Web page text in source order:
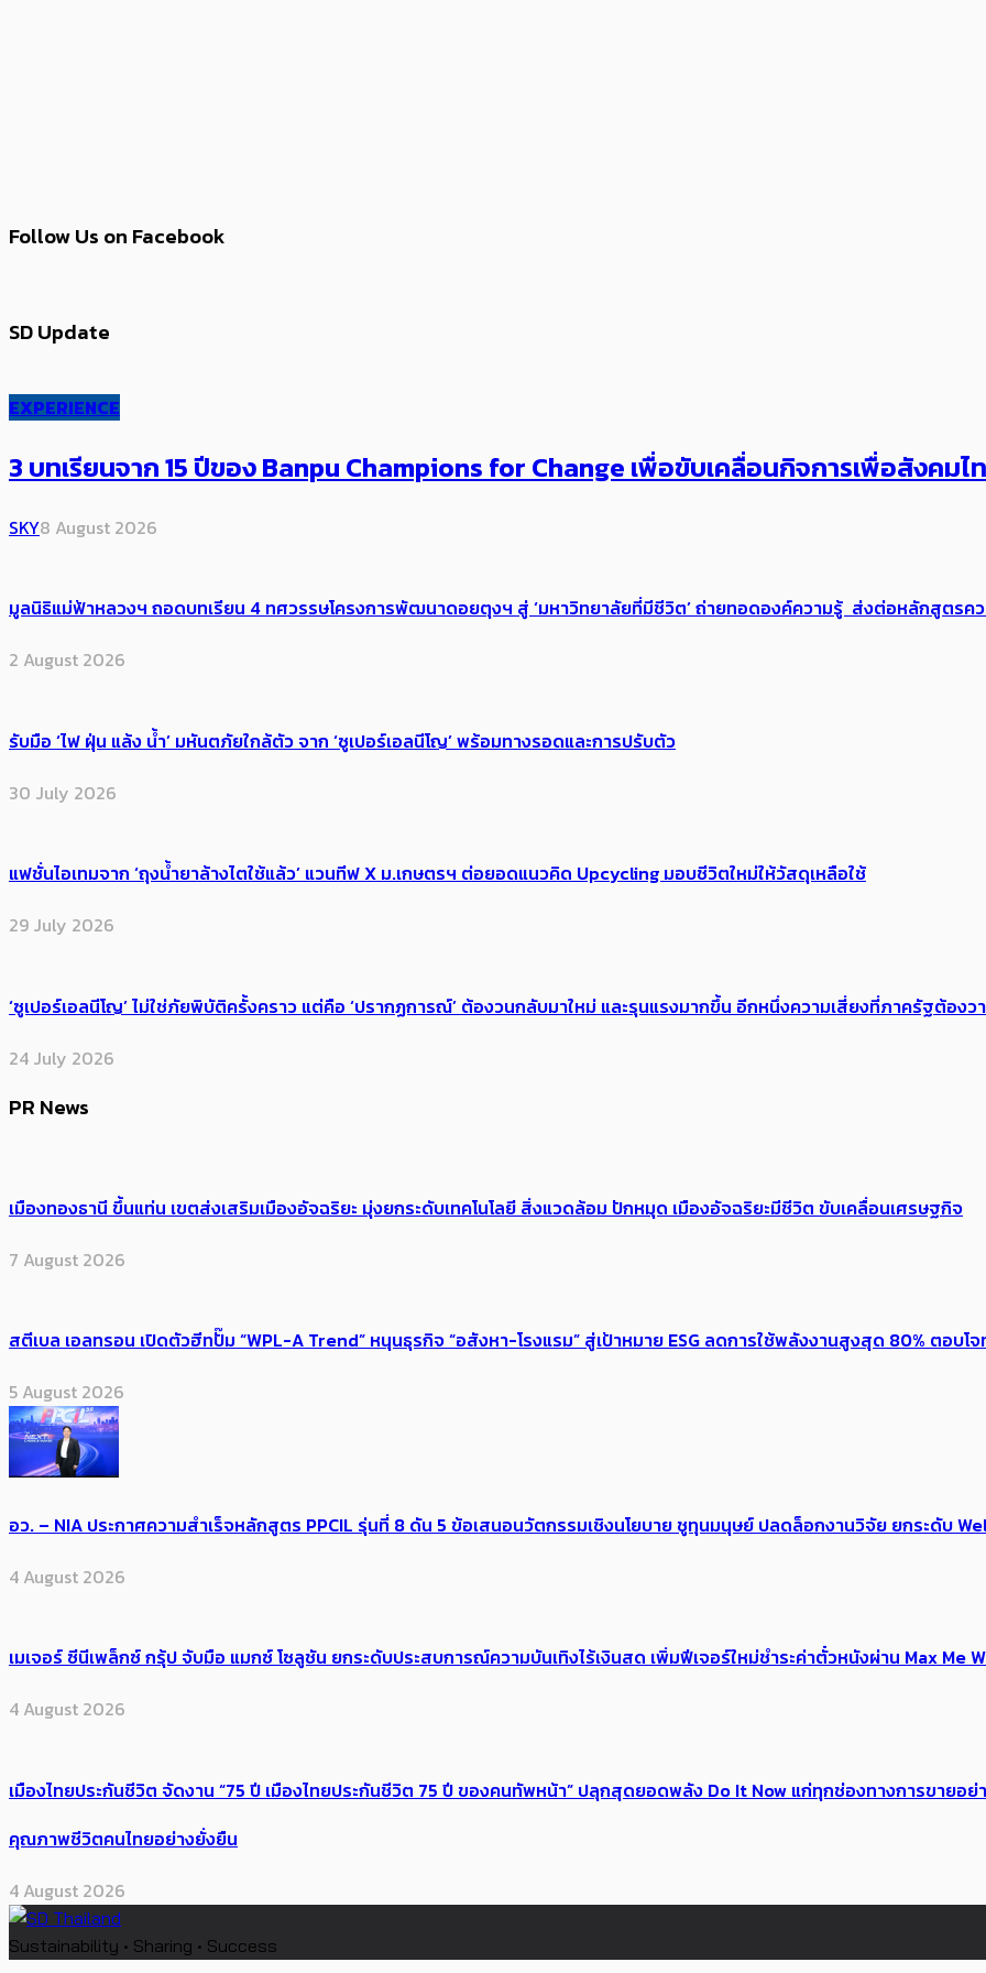
Follow Us on Facebook
SD Update
EXPERIENCE
3 บทเรียนจาก 15 ปีของ Banpu Champions for Change เพื่อขับเคลื่อนกิจการเพื่อสังคมไ
SKY8 August 2026
มูลนิธิแม่ฟ้าหลวงฯ ถอดบทเรียน 4 ทศวรรษโครงการพัฒนาดอยตุงฯ สู่ ‘มหาวิทยาลัยที่มีชีวิต’ ถ่ายทอดองค์ความรู้ ส่งต่อหลักสูตรค
2 August 2026
รับมือ ‘ไฟ ฝุ่น แล้ง น้ำ’ มหันตภัยใกล้ตัว จาก ‘ซูเปอร์เอลนีโญ’ พร้อมทางรอดและการปรับตัว
30 July 2026
แฟชั่นไอเทมจาก ‘ถุงน้ำยาล้างไตใช้แล้ว’ แวนทีฟ X ม.เกษตรฯ ต่อยอดแนวคิด Upcycling มอบชีวิตใหม่ให้วัสดุเหลือใช้
29 July 2026
‘ซูเปอร์เอลนีโญ’ ไม่ใช่ภัยพิบัติครั้งคราว แต่คือ ‘ปรากฏการณ์’ ​ต้อง​วนกลับมาใหม่ และรุนแรงมากขึ้น อีกหนึ่งความเสี่ยงที่ภาครัฐต้อง
24 July 2026
PR News
เมืองทองธานี ขึ้นแท่น เขตส่งเสริมเมืองอัจฉริยะ มุ่งยกระดับเทคโนโลยี สิ่งแวดล้อม ปักหมุด เมืองอัจฉริยะมีชีวิต ขับเคลื่อนเศรษฐกิจ
7 August 2026
สตีเบล เอลทรอน เปิดตัวฮีทปั๊ม “WPL-A Trend” หนุนธุรกิจ “อสังหา-โรงแรม” สู่เป้าหมาย ESG ลดการใช้พลังงานสูงสุด 80% ตอบโ
5 August 2026
อว. – NIA ประกาศความสำเร็จหลักสูตร PPCIL รุ่นที่ 8 ดัน 5 ข้อเสนอนวัตกรรมเชิงนโยบาย ชูทุนมนุษย์ ปลดล็อกงานวิจัย ยกระดับ
4 August 2026
เมเจอร์ ซีนีเพล็กซ์ กรุ้ป จับมือ แมกซ์ โซลูชัน ยกระดับประสบการณ์ความบันเทิงไร้เงินสด เพิ่มฟีเจอร์ใหม่ชำระค่าตั๋วหนังผ่าน Max
4 August 2026
เมืองไทยประกันชีวิต จัดงาน “75 ปี เมืองไทยประกันชีวิต 75 ปี ของคนทัพหน้า” ปลุกสุดยอดพลัง Do It Now แก่ทุกช่องทางการขาย
คุณภาพชีวิตคนไทยอย่างยั่งยืน
4 August 2026
Sustainability • Sharing • Success